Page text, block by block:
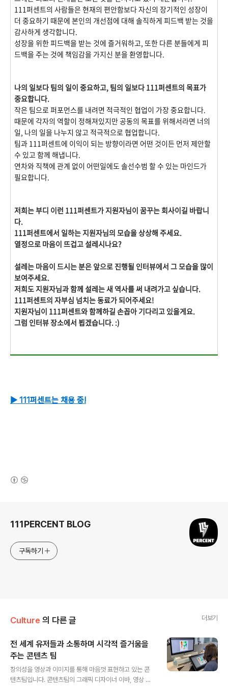
111퍼센트의 사람들은 현재의 편안함보다 자신의 장기적인 성장이
더 중요하기 때문에 본인의 개선점에 대해 솔직하게 피드백 받는 것을
감사하게 생각합니다.
성장을 위한 피드백을 받는 것에 즐거워하고, 또한 다른 분들에게 피
드백을 주는 것에 책임감을 가지신 분을 환영합니다.
나의 일보다 팀의 일이 중요하고, 팀의 일보다 111퍼센트의 목표가
중요합니다.
작은 팀으로 퍼포먼스를 내려면 적극적인 협업이 가장 중요합니다.
때문에 각자의 역할이 정해져있지만 공동의 목표를 위해서라면 너의
일, 나의 일을 나누지 않고 적극적으로 협업합니다.
팀과 111퍼센트에 이익이 되는 방향이라면 어떤 것이든 먼저 제안할
수 있고 함께 해냅니다.
연차와 직책에 관계 없이 어떤일에도 솔선수범 할 수 있는 마인드가
필요합니다.
저희는 부디 이런 111퍼센트가 지원자님이 꿈꾸는 회사이길 바랍니
다.
111퍼센트에서 일하는 지원자님의 모습을 상상해 주세요.
열정으로 마음이 뜨겁고 설레시나요?
설레는 마음이 드시는 분은 앞으로 진행될 인터뷰에서 그 모습을 많이
보여주세요.
저희도 지원자님과 함께 설레는 새 역사를 써 내려가고 싶습니다.
111퍼센트의 자부심 넘치는 동료가 되어주세요!
지원자님이 111퍼센트와 함께하길 손꼽아 기다리고 있을게요.
그럼 인터뷰 장소에서 뵙겠습니다. :)
▶ 111퍼센트는 채용 중!
111PERCENT BLOG
구독하기
Culture 의 다른 글 더보기
전 세계 유저들과 소통하며 시각적 즐거움을
주는 콘텐츠 팀
창의성을 영상과 이미지를 통해 마음껏 표현하고 있는 콘
텐츠팀입니다. 콘텐츠팀의 그래픽 디자이너 이바, 영상 디